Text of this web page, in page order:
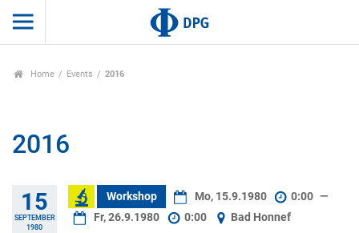
Home Events 2016
2016
15
SEPTEMBER
1980
Workshop Mo, 15.9.1980 0:00 —
Fr, 26.9.1980
0:00 Bad Honnef